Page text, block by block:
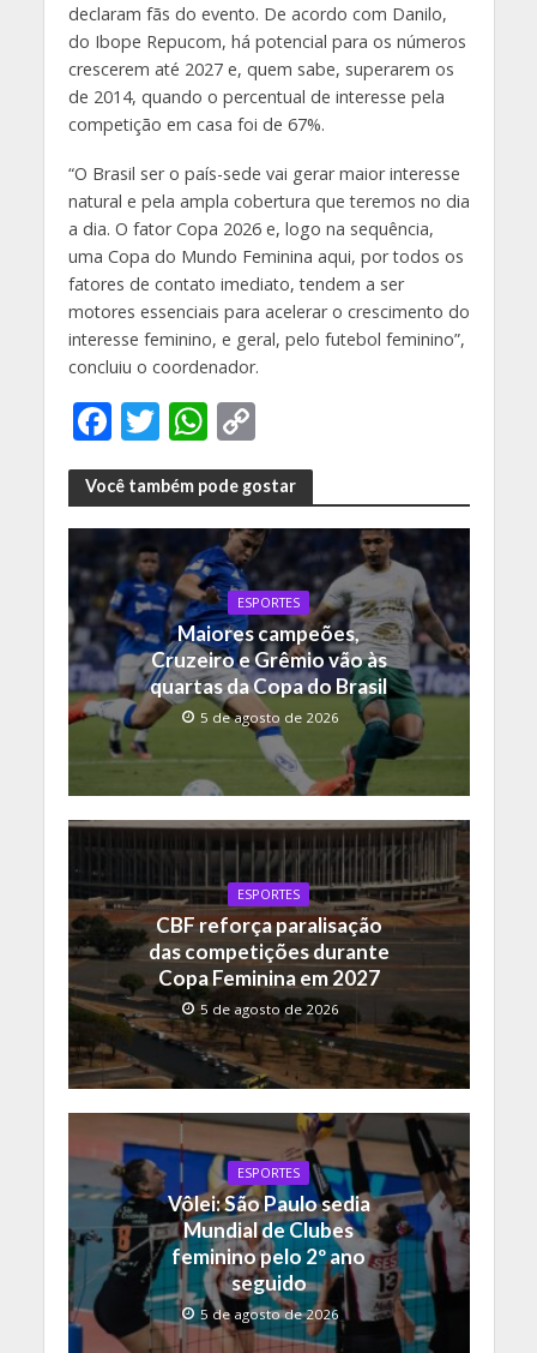
declaram fãs do evento. De acordo com Danilo,
do Ibope Repucom, há potencial para os números
crescerem até 2027 e, quem sabe, superarem os
de 2014, quando o percentual de interesse pela
competição em casa foi de 67%.
“O Brasil ser o país-sede vai gerar maior interesse
natural e pela ampla cobertura que teremos no dia
a dia. O fator Copa 2026 e, logo na sequência,
uma Copa do Mundo Feminina aqui, por todos os
fatores de contato imediato, tendem a ser
motores essenciais para acelerar o crescimento do
interesse feminino, e geral, pelo futebol feminino”,
concluiu o coordenador.
F
ac
e
b
o
o
k
T
w
itt
er
W
h
at
s
A
p
p
C
o
p
y
Li
n
k
Você também pode gostar
ESPORTES
Maiores campeões,
Cruzeiro e Grêmio vão às
quartas da Copa do Brasil
5 de agosto de 2026
ESPORTES
CBF reforça paralisação
das competições durante
Copa Feminina em 2027
5 de agosto de 2026
ESPORTES
Vôlei: São Paulo sedia
Mundial de Clubes
feminino pelo 2º ano
seguido
5 de agosto de 2026